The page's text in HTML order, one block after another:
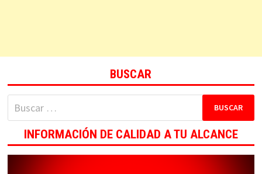
BUSCAR
Buscar:
INFORMACIÓN DE CALIDAD A TU ALCANCE